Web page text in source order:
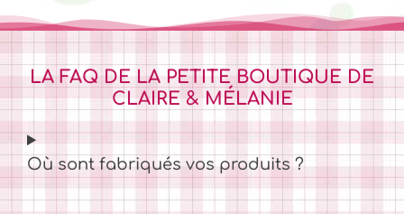
LA FAQ DE LA PETITE BOUTIQUE DE
CLAIRE & MÉLANIE
Où sont fabriqués vos produits ?